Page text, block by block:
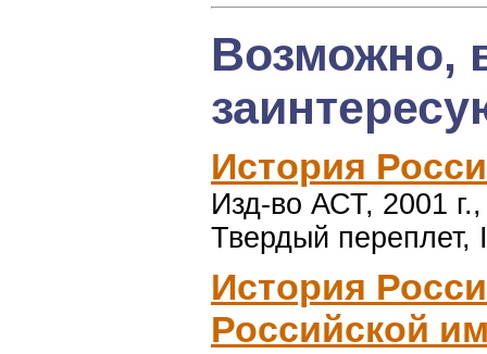
Возможно,
История
Изд-во АСТ, 2001
Твердый переплет,
История
Российской